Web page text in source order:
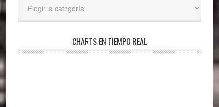
CHARTS EN TIEMPO REAL